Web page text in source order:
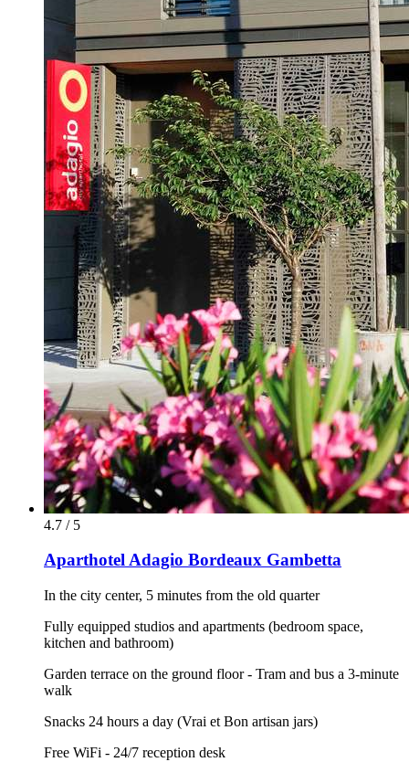
4.7 / 5
Aparthotel Adagio Bordeaux Gambetta
In the city center, 5 minutes from the old quarter
Fully equipped studios and apartments (bedroom space,
kitchen and bathroom)
Garden terrace on the ground floor - Tram and bus a 3-minute
walk
Snacks 24 hours a day (Vrai et Bon artisan jars)
Free WiFi - 24/7 reception desk